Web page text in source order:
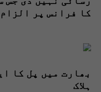
کا فرانس پر الزام
ہلاک